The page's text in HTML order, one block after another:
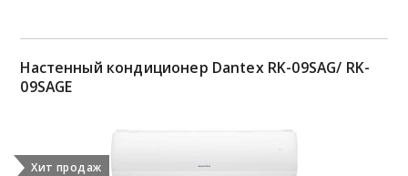
Настенный кондиционер Dantex RK-09SAG/ RK-
09SAGE
Хит продаж